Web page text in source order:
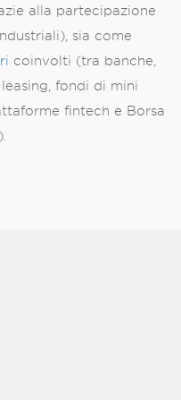
alla partecipazione
), sia come
coinvolti (tra banche,
fondi di mini
fintech e Borsa